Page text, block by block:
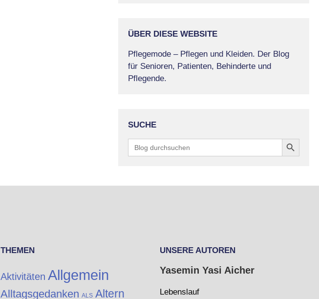
ÜBER DIESE WEBSITE
Pflegemode – Pflegen und Kleiden. Der Blog
für Senioren, Patienten, Behinderte und
Pflegende.
SUCHE
Search
for:
Search Button
THEMEN
Aktivitäten Allgemein
Alltagsgedanken ALS Altern
UNSERE AUTOREN
Yasemin Yasi Aicher
Lebenslauf